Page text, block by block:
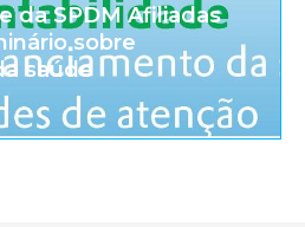
da SPDM Afiliadas
sobre
saúde